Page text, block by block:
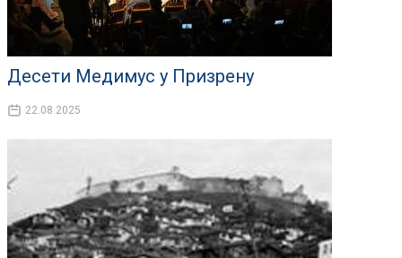
Десети Медимус у Призрену
22.08.2025